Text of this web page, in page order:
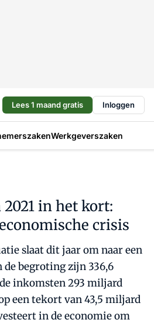
Lees 1 maand gratis Inloggen
Werkgeverszaken
in het kort:
crisis
slaat dit jaar om naar een
begroting zijn 336,6
inkomsten 293 miljard
een tekort van 43,5 miljard
in de economie om